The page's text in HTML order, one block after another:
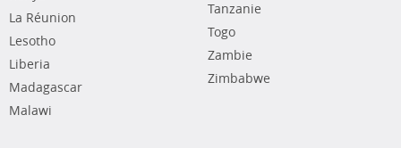
La Réunion
Lesotho
Liberia
Madagascar
Malawi
Tanzanie
Togo
Zambie
Zimbabwe